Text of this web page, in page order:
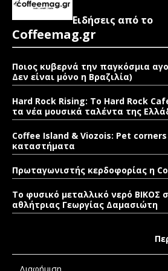
Ειδήσεις από το
Coffeemag.gr
Ποιος κυβερνά την παγκόσμια
Δεν είναι μόνο η Βραζιλία)
Hard Rock Rising: Το Hard Rock
τα νέα μουσικά ταλέντα της
Coffee Island & Viozois: Pet
καταστήματα
Πρωταγωνιστής κερδοφορίας η
Το φυσικό μεταλλικό νερό ΒΙΚΟΣ
αθλήτριας Γεωργίας Δαμασιώτη